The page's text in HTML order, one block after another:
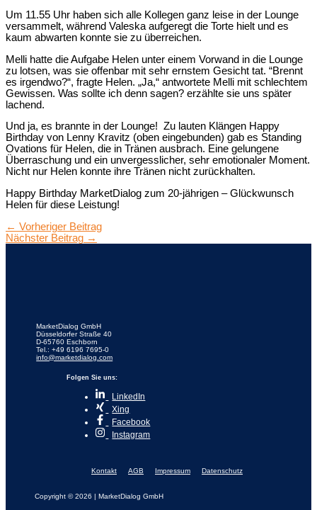
Um 11.55 Uhr haben sich alle Kollegen ganz leise in der Lounge
versammelt, während Valeska aufgeregt die Torte hielt und es
kaum abwarten konnte sie zu überreichen.
Melli hatte die Aufgabe Helen unter einem Vorwand in die Lounge
zu lotsen, was sie offenbar mit sehr ernstem Gesicht tat. “Brennt
es irgendwo?“, fragte Helen. „Ja,“ antwortete Melli mit schlechtem
Gewissen. Was sollte ich denn sagen? erzählte sie uns später
lachend.
Und ja, es brannte in der Lounge! Zu lauten Klängen Happy
Birthday von Lenny Kravitz (oben eingebunden) gab es Standing
Ovations für Helen, die in Tränen ausbrach. Eine gelungene
Überraschung und ein unvergesslicher, sehr emotionaler Moment.
Nicht nur Helen konnte ihre Tränen nicht zurückhalten.
Happy Birthday MarketDialog zum 20-jährigen – Glückwunsch
Helen für diese Leistung!
← Vorheriger Beitrag
Nächster Beitrag →
MarketDialog GmbH
Düsseldorfer Straße 40
D-65760 Eschborn
Tel.: +49 6196 7695-0
info@marketdialog.com
Folgen Sie uns:
LinkedIn
Xing
Facebook
Instagram
Kontakt AGB Impressum Datenschutz
Copyright © 2026 | MarketDialog GmbH